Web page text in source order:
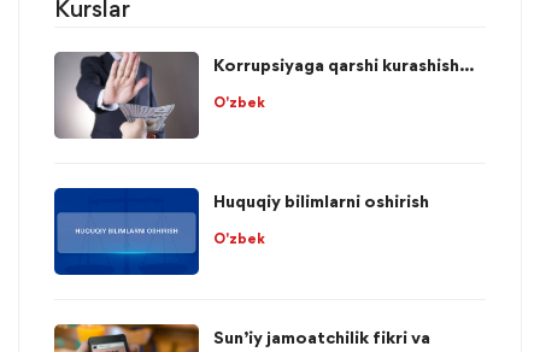
Kurslar
Korrupsiyaga qarshi kurashish...
O'zbek
Huquqiy bilimlarni oshirish
O'zbek
Sun’iy jamoatchilik fikri va